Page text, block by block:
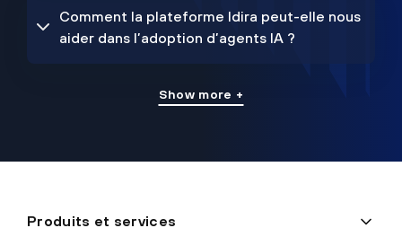
Comment la plateforme Idira peut-elle nous
aider dans l’adoption d’agents IA ?
Show more +
Produits et services